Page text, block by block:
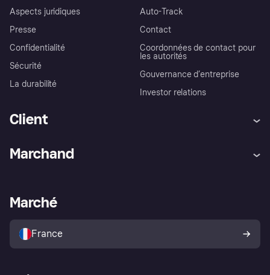
Aspects juridiques
Presse
Confidentialité
Sécurité
La durabilité
Auto-Track
Contact
Coordonnées de contact pour
les autorités
Gouvernance d’entreprise
Investor relations
Client
Explorez les magasins
Politique de protection de
l’acheteur Klarna
Marchand
Portail Marchand
Marché
France